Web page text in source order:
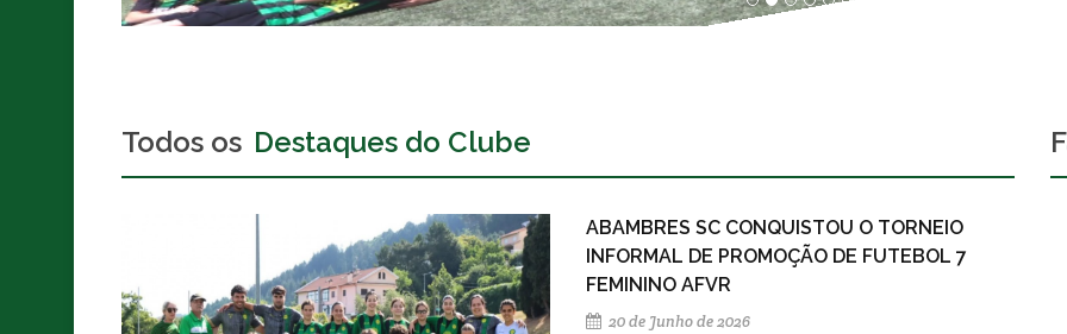
Todos os Destaques do Clube
ABAMBRES SC CONQUISTOU O TORNEIO
INFORMAL DE PROMOÇÃO DE FUTEBOL 7
FEMININO AFVR
20 de Junho de 2026